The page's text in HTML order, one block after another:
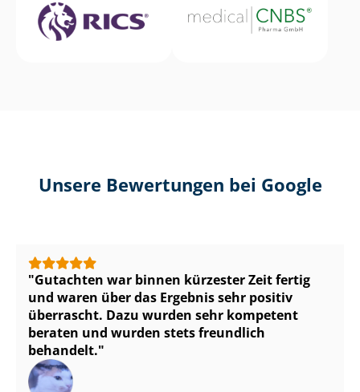
Unsere Bewertungen bei Google
Gutachten war binnen kürzester Zeit fertig
und waren über das Ergebnis sehr positiv
überrascht. Dazu wurden sehr kompetent
beraten und wurden stets freundlich
behandelt.